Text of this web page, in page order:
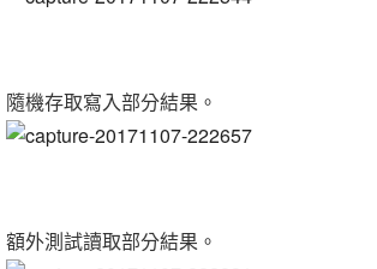
隨機存取寫入部分結果。
額外測試讀取部分結果。